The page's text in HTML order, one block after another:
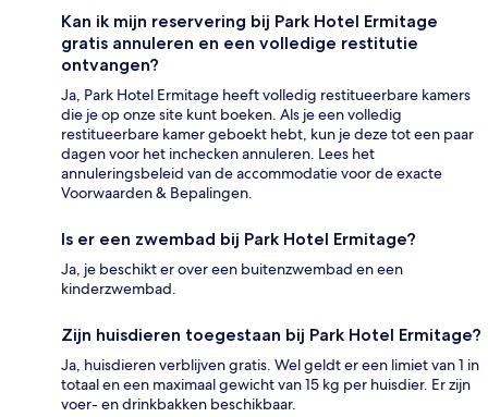
Kan ik mijn reservering bij Park Hotel Ermitage
gratis annuleren en een volledige restitutie
ontvangen?
Ja, Park Hotel Ermitage heeft volledig restitueerbare kamers
die je op onze site kunt boeken. Als je een volledig
restitueerbare kamer geboekt hebt, kun je deze tot een paar
dagen voor het inchecken annuleren. Lees het
annuleringsbeleid van de accommodatie voor de exacte
Voorwaarden & Bepalingen.
Is er een zwembad bij Park Hotel Ermitage?
Ja, je beschikt er over een buitenzwembad en een
kinderzwembad.
Zijn huisdieren toegestaan bij Park Hotel Ermitage?
Ja, huisdieren verblijven gratis. Wel geldt er een limiet van 1 in
totaal en een maximaal gewicht van 15 kg per huisdier. Er zijn
voer- en drinkbakken beschikbaar.